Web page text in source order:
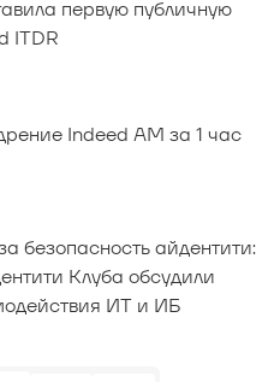
первую публичную
ITDR
Indeed AM за 1 час
безопасность айдентити:
Клуба обсудили
ИТ и ИБ